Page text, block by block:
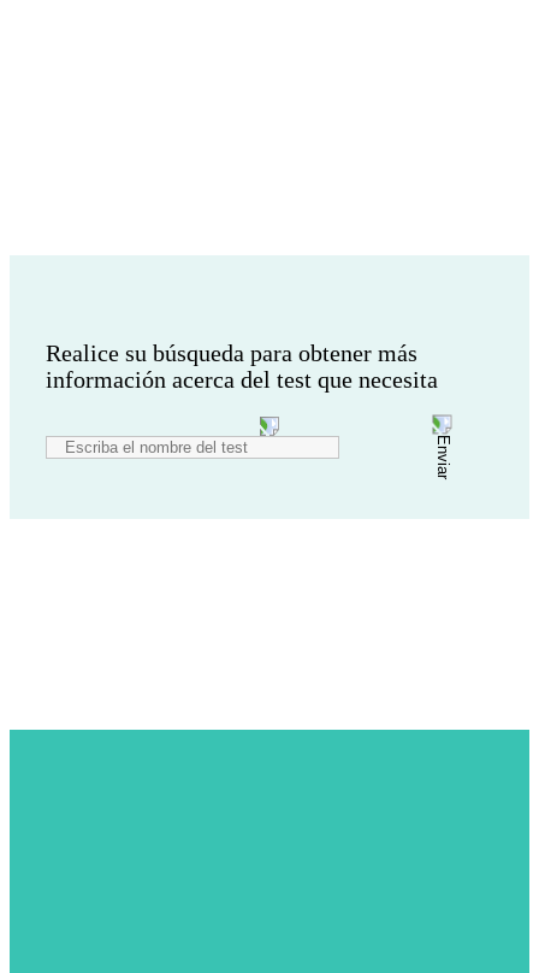
Realice su búsqueda para obtener más
información acerca del test que necesita